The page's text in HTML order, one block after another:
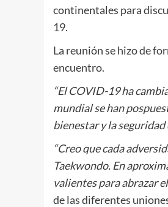
continentales para
19.
La reunión se hizo de
encuentro.
“El COVID-19 ha
mundial se han
bienestar y la
“Creo que cada
Taekwondo. En
valientes para abrazar
de las diferentes